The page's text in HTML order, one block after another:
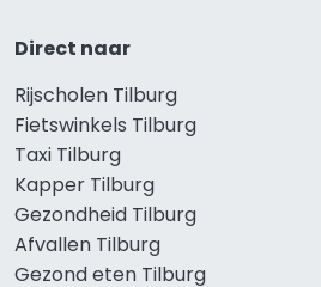
Direct naar
Rijscholen Tilburg
Fietswinkels Tilburg
Taxi Tilburg
Kapper Tilburg
Gezondheid Tilburg
Afvallen Tilburg
Gezond eten Tilburg